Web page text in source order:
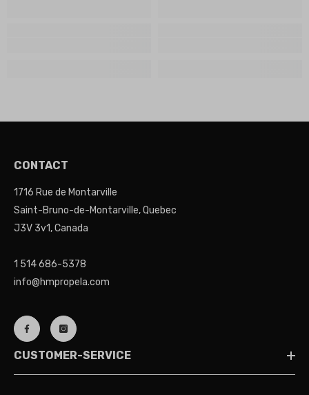
CONTACT
1716 Rue de Montarville
Saint-Bruno-de-Montarville, Quebec
J3V 3v1, Canada
1 514 686-5378
info@hmpropela.com
CUSTOMER-SERVICE